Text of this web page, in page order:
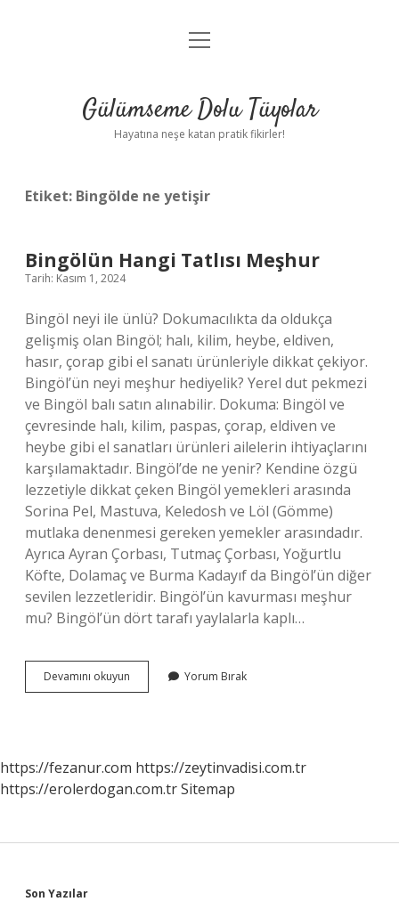
Anasayfa
Yasal Uyarı
menüyü
Gülümseme Dolu Tüyolar
Hayatına neşe katan pratik fikirler!
Etiket: Bingölde ne yetişir
Bingölün Hangi Tatlısı Meşhur
Tarih: Kasım 1, 2024
Bingöl neyi ile ünlü? Dokumacılıkta da oldukça
gelişmiş olan Bingöl; halı, kilim, heybe, eldiven,
hasır, çorap gibi el sanatı ürünleriyle dikkat çekiyor.
Bingöl’ün neyi meşhur hediyelik? Yerel dut pekmezi
ve Bingöl balı satın alınabilir. Dokuma: Bingöl ve
çevresinde halı, kilim, paspas, çorap, eldiven ve
heybe gibi el sanatları ürünleri ailelerin ihtiyaçlarını
karşılamaktadır. Bingöl’de ne yenir? Kendine özgü
lezzetiyle dikkat çeken Bingöl yemekleri arasında
Sorina Pel, Mastuva, Keledosh ve Löl (Gömme)
mutlaka denenmesi gereken yemekler arasındadır.
Ayrıca Ayran Çorbası, Tutmaç Çorbası, Yoğurtlu
Köfte, Dolamaç ve Burma Kadayıf da Bingöl’ün diğer
sevilen lezzetleridir. Bingöl’ün kavurması meşhur
mu? Bingöl’ün dört tarafı yaylalarla kaplı…
Devamını okuyun Bingölün
Hangi
Yorum Bırak
https://fezanur.com https://zeytinvadisi.com.tr
https://erolerdogan.com.trSitemap
Sidebar
Son Yazılar